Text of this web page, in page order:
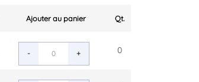
Ajouter au panier Qt.
- + 0